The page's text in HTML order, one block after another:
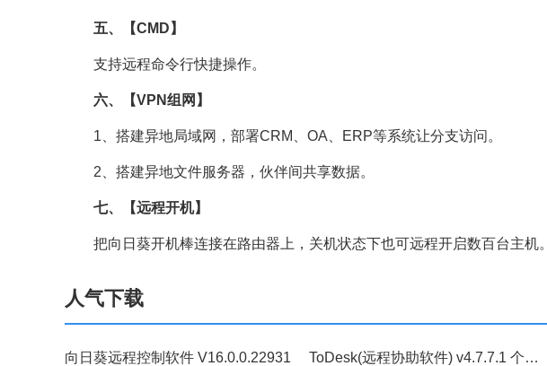
五、【CMD】
支持远程命令行快捷操作。
六、【VPN组网】
1、搭建异地局域网，部署CRM、OA、ERP等系统让分支访问。
2、搭建异地文件服务器，伙伴间共享数据。
七、【远程开机】
把向日葵开机棒连接在路由器上，关机状态下也可远程开启数百台主机。
人气下载
向日葵远程控制软件 V16.0.0.22931 ToDesk(远程协助软件) v4.7.7.1 个人免费版